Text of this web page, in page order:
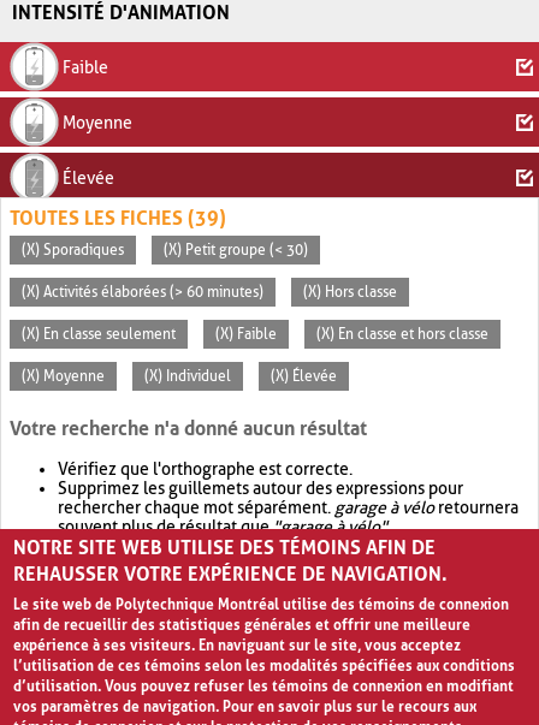
INTENSITÉ D'ANIMATION
Faible
Moyenne
Élevée
TOUTES LES FICHES (39)
(X) Sporadiques (X) Petit groupe (< 30)
(X) Activités élaborées (> 60 minutes) (X) Hors classe
(X) En classe seulement (X) Faible (X) En classe et hors classe
(X) Moyenne (X) Individuel (X) Élevée
Votre recherche n'a donné aucun résultat
Vérifiez que l'orthographe est correcte.
Supprimez les guillemets autour des expressions pour
rechercher chaque mot séparément. garage à véloretournera
souvent plus de résultat que"garage à vélo".
Envisagez d'élargir votre recherche avec OR.garage OR vélo
retournera souvent plus de résultat quegarage à vélo
NOTRE SITE WEB UTILISE DES TÉMOINS AFIN DE
REHAUSSER VOTRE EXPÉRIENCE DE NAVIGATION.
Le site web de Polytechnique Montréal utilise des témoins de connexion
afin de recueillir des statistiques générales et offrir une meilleure
expérience à ses visiteurs. En naviguant sur le site, vous acceptez
l’utilisation de ces témoins selon les modalités spécifiées aux conditions
d’utilisation. Vous pouvez refuser les témoins de connexion en modifiant
vos paramètres de navigation. Pour en savoir plus sur le recours aux